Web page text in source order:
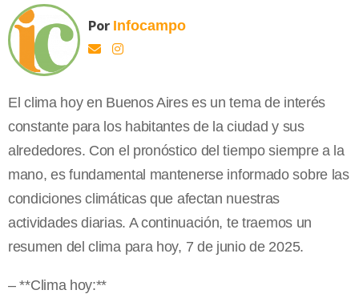
Por Infocampo
El clima hoy en Buenos Aires es un tema de interés
constante para los habitantes de la ciudad y sus
alrededores. Con el pronóstico del tiempo siempre a la
mano, es fundamental mantenerse informado sobre las
condiciones climáticas que afectan nuestras
actividades diarias. A continuación, te traemos un
resumen del clima para hoy, 7 de junio de 2025.
– **Clima hoy:**